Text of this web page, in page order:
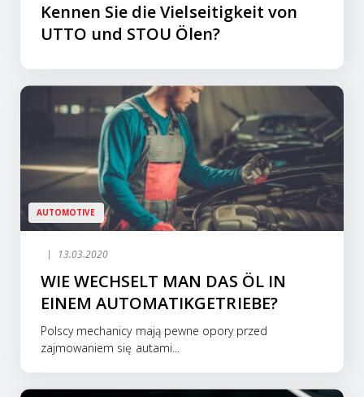
Kennen Sie die Vielseitigkeit von
UTTO und STOU Ölen?
AUTOMOTIVE
13.03.2020
WIE WECHSELT MAN DAS ÖL IN
EINEM AUTOMATIKGETRIEBE?
Polscy mechanicy mają pewne opory przed
zajmowaniem się autami...